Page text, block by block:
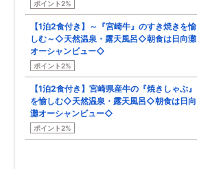
ポイント2%
【1泊2食付き】～『宮崎牛』のすき焼きを愉
しむ～◇天然温泉・露天風呂◇朝食は日向灘
オーシャンビュー◇
ポイント2%
【1泊2食付き】宮崎県産牛の『焼きしゃぶ』
を愉しむ◇天然温泉・露天風呂◇朝食は日向
灘オーシャンビュー◇
ポイント2%